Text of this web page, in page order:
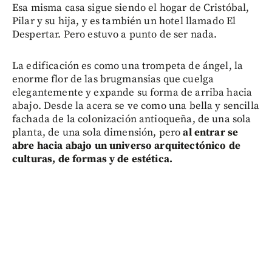
Esa misma casa sigue siendo el hogar de Cristóbal,
Pilar y su hija, y es también un hotel llamado El
Despertar. Pero estuvo a punto de ser nada.
La edificación es como una trompeta de ángel, la
enorme flor de las brugmansias que cuelga
elegantemente y expande su forma de arriba hacia
abajo. Desde la acera se ve como una bella y sencilla
fachada de la colonización antioqueña, de una sola
planta, de una sola dimensión, peroal entrar se
abre hacia abajo un universo arquitectónico de
culturas, de formas y de estética.